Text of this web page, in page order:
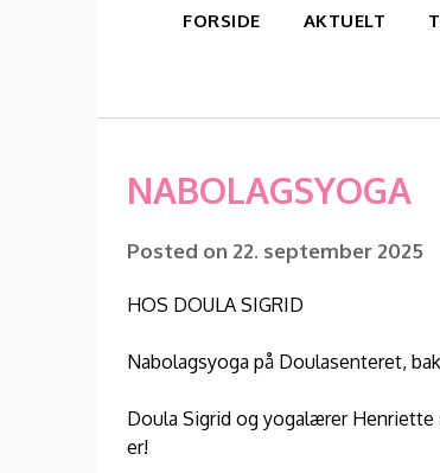
FORSIDE AKTUELT
NABOLAGSYOGA
Posted on 22. september 2025
HOS DOULA SIGRID
Nabolagsyoga på Doulasenteret,
Doula Sigrid og yogalærer
er!